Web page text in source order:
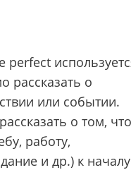
рассказать о
или событии.
о том, что
работу,
и др.) к началу